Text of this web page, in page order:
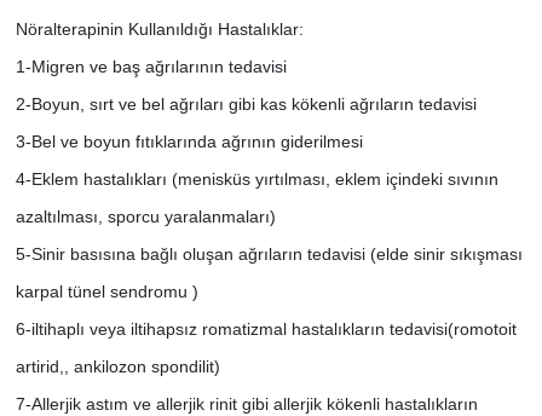
Nöralterapinin Kullanıldığı Hastalıklar:
1-Migren ve baş ağrılarının tedavisi
2-Boyun, sırt ve bel ağrıları gibi kas kökenli ağrıların tedavisi
3-Bel ve boyun fıtıklarında ağrının giderilmesi
4-Eklem hastalıkları (menisküs yırtılması, eklem içindeki sıvının
azaltılması, sporcu yaralanmaları)
5-Sinir basısına bağlı oluşan ağrıların tedavisi (elde sinir sıkışması
karpal tünel sendromu )
6-iltihaplı veya iltihapsız romatizmal hastalıkların tedavisi(romotoit
artirid,, ankilozon spondilit)
7-Allerjik astım ve allerjik rinit gibi allerjik kökenli hastalıkların